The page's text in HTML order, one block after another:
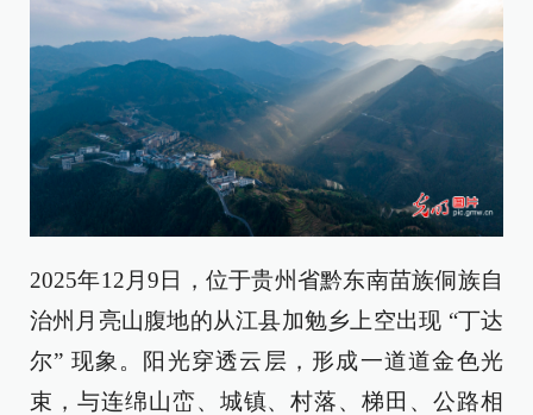
2025年12月9日，位于贵州省黔东南苗族侗族自
治州月亮山腹地的从江县加勉乡上空出现 “丁达
尔” 现象。阳光穿透云层，形成一道道金色光
束，与连绵山峦、城镇、村落、梯田、公路相